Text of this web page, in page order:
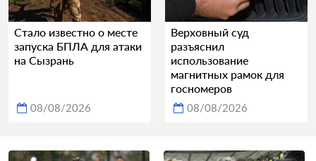
Стало известно о месте
запуска БПЛА для атаки
на Сызрань
08/08/2026
Верховный суд
разъяснил
использование
магнитных рамок для
госномеров
08/08/2026